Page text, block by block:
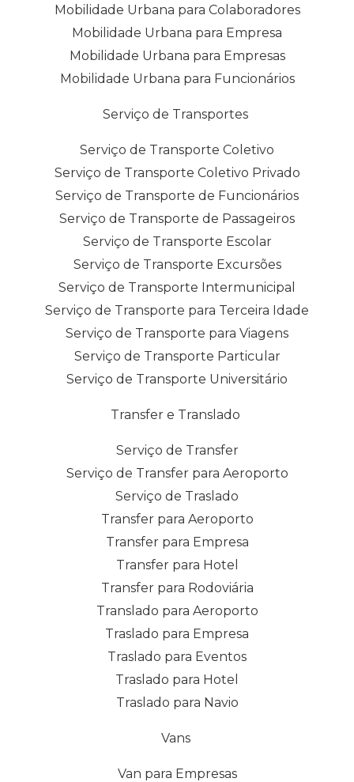
Mobilidade Urbana para Colaboradores
Mobilidade Urbana para Empresa
Mobilidade Urbana para Empresas
Mobilidade Urbana para Funcionários
Serviço de Transportes
Serviço de Transporte Coletivo
Serviço de Transporte Coletivo Privado
Serviço de Transporte de Funcionários
Serviço de Transporte de Passageiros
Serviço de Transporte Escolar
Serviço de Transporte Excursões
Serviço de Transporte Intermunicipal
Serviço de Transporte para Terceira Idade
Serviço de Transporte para Viagens
Serviço de Transporte Particular
Serviço de Transporte Universitário
Transfer e Translado
Serviço de Transfer
Serviço de Transfer para Aeroporto
Serviço de Traslado
Transfer para Aeroporto
Transfer para Empresa
Transfer para Hotel
Transfer para Rodoviária
Translado para Aeroporto
Traslado para Empresa
Traslado para Eventos
Traslado para Hotel
Traslado para Navio
Vans
Van para Empresas